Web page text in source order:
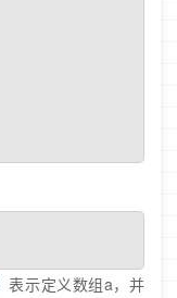
表示定义数组a，并